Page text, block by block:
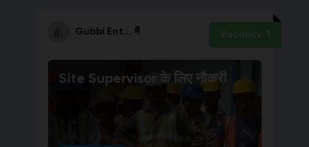
Gubbi Ent... में
Site Supervisor के लिए नौकरी